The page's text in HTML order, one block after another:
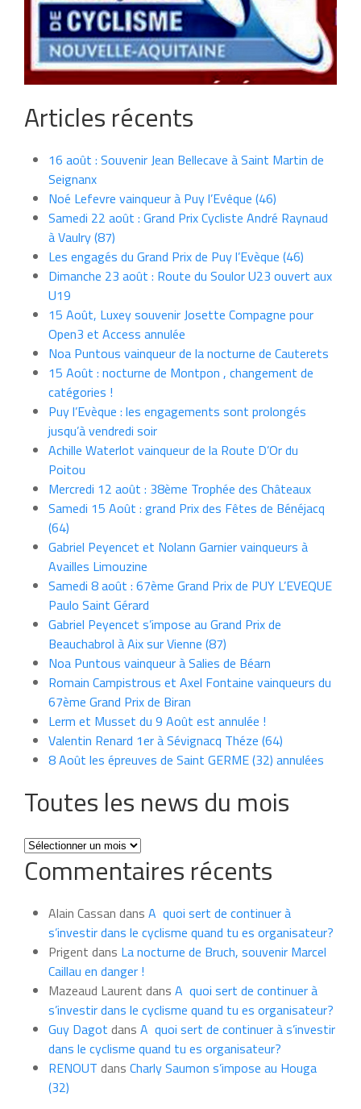
Articles récents
16 août : Souvenir Jean Bellecave à Saint Martin de
Seignanx
Noé Lefevre vainqueur à Puy l’Evêque (46)
Samedi 22 août : Grand Prix Cycliste André Raynaud
à Vaulry (87)
Les engagés du Grand Prix de Puy l’Evèque (46)
Dimanche 23 août : Route du Soulor U23 ouvert aux
U19
15 Août, Luxey souvenir Josette Compagne pour
Open3 et Access annulée
Noa Puntous vainqueur de la nocturne de Cauterets
15 Août : nocturne de Montpon , changement de
catégories !
Puy l’Evèque : les engagements sont prolongés
jusqu’à vendredi soir
Achille Waterlot vainqueur de la Route D’Or du
Poitou
Mercredi 12 août : 38ème Trophée des Châteaux
Samedi 15 Août : grand Prix des Fêtes de Bénéjacq
(64)
Gabriel Peyencet et Nolann Garnier vainqueurs à
Availles Limouzine
Samedi 8 août : 67ème Grand Prix de PUY L’EVEQUE
Paulo Saint Gérard
Gabriel Peyencet s’impose au Grand Prix de
Beauchabrol à Aix sur Vienne (87)
Noa Puntous vainqueur à Salies de Béarn
Romain Campistrous et Axel Fontaine vainqueurs du
67ème Grand Prix de Biran
Lerm et Musset du 9 Août est annulée !
Valentin Renard 1er à Sévignacq Théze (64)
8 Août les épreuves de Saint GERME (32) annulées
Toutes les news du mois
Toutes
les
news
mois
Commentaires récents
Alain Cassan dans A quoi sert de continuer à
s’investir dans le cyclisme quand tu es organisateur?
Prigent dans La nocturne de Bruch, souvenir Marcel
Caillau en danger !
Mazeaud Laurent dans A quoi sert de continuer à
s’investir dans le cyclisme quand tu es organisateur?
Guy Dagot dans A quoi sert de continuer à s’investir
dans le cyclisme quand tu es organisateur?
RENOUT dans Charly Saumon s’impose au Houga
(32)